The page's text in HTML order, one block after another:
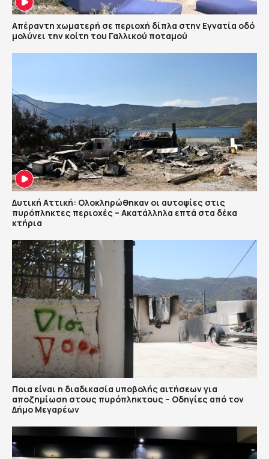
Απέραντη χωματερή σε περιοχή δίπλα στην Εγνατία οδό
μολύνει την κοίτη του Γαλλικού ποταμού
Δυτική Αττική: Ολοκληρώθηκαν οι αυτοψίες στις
πυρόπληκτες περιοχές – Ακατάλληλα επτά στα δέκα
κτήρια
Ποια είναι η διαδικασία υποβολής αιτήσεων για
αποζημίωση στους πυρόπληκτους – Οδηγίες από τον
Δήμο Μεγαρέων